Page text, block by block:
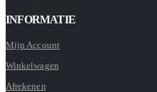
INFORMATIE
Mijn Account
Winkelwagen
Afrekenen